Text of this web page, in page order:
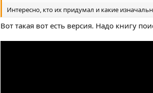
Интересно, кто их придумал и какие
Вот такая вот есть версия. Надо книгу